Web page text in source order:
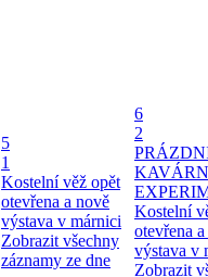
5
1
Kostelní věž opět
otevřena a nově
výstava v márnici
Zobrazit všechny
záznamy ze dne
6
2
Kostelní
otevřena
výstava v
Zobrazit